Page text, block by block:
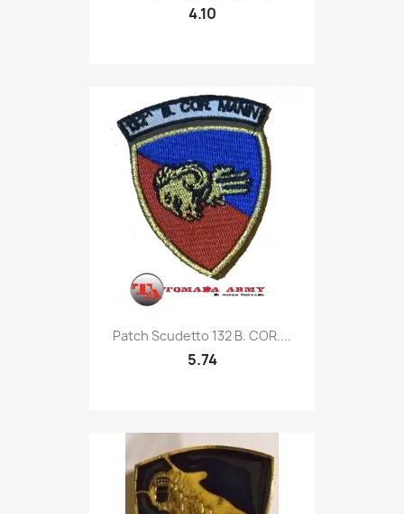
4.10
Quick view
Patch Scudetto 132 B. COR....
5.74